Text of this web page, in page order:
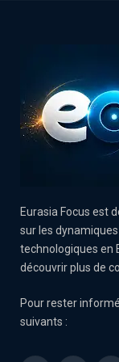
Eurasia Focus est
sur les
technologiques en
découvrir plus de
Pour rester
suivants :